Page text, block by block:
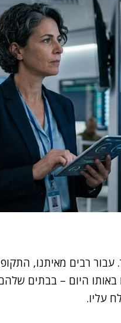
(ה') 1,000 ימים ל-7 באוקטובר. עבור
מעל 1,100 אנשים נטבחו באותו היום
עליו.